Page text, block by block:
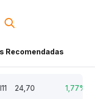
Recomendadas
24,70 1,77%